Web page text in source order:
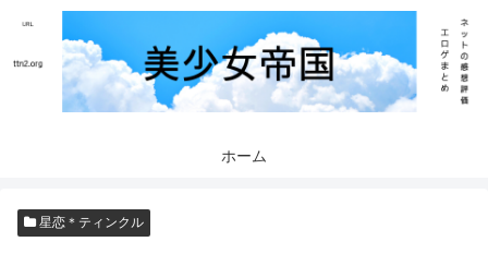
ホーム
星恋＊ティンクル